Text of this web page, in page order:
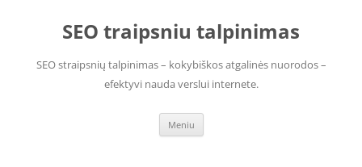
SEO traipsniu talpinimas
SEO straipsnių talpinimas – kokybiškos atgalinės nuorodos –
efektyvi nauda verslui internete.
Meniu